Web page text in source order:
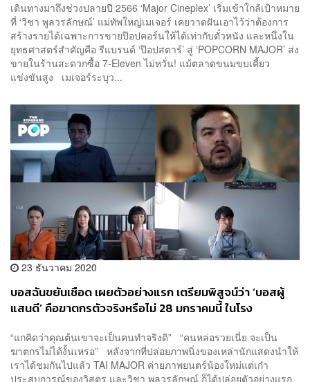
เดินทางมาถึงช่วงปลายปี 2566 ‘Major Cineplex’ เริ่มเข้าใกล้เป้าหมาย
ที่ ‘วิชา พูลวรลักษณ์’ แม่ทัพใหญ่เมเจอร์ เคยวาดฝันเอาไว้ว่าต้องการ
สร้างรายได้เฉพาะการขายป๊อปคอร์นให้ได้เท่ากับตั๋วหนัง และหนึ่งใน
ยุทธศาสตร์สำคัญคือ รีแบรนด์ ‘ป๊อปสตาร์’ สู่ ‘POPCORN MAJOR’ ส่ง
ขายในร้านสะดวกซื้อ 7-Eleven ไม่หวั่น! แม้ตลาดขนมขบเคี้ยว
แข่งขันสูง เมเจอร์ระบุว...
23 ธันวาคม 2020
บอสฉันขยันเชือด เผยตัวอย่างแรก เตรียมพิสูจน์ว่า ‘บอสผู้
แสนดี’ คือฆาตกรตัวจริงหรือไม่ 28 มกราคมนี้ ในโรง
“แกคิดว่าคุณต้นเขาจะเป็นคนทำจริงดิ” “คนหล่อรวยเนี่ย จะเป็น
ฆาตกรไม่ได้งั้นเหรอ” หลังจากที่ปล่อยภาพนิ่งของเหล่านักแสดงนำให้
เราได้ชมกันไปแล้ว TAI MAJOR ค่ายภาพยนตร์น้องใหม่แต่เก๋า
ประสบการณ์ของวิสูตร และวิชา พูลวรลักษณ์ ก็ได้ปล่อยตัวอย่างแรก